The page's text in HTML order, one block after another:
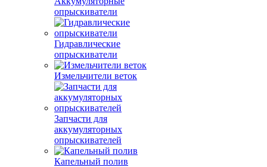
опрыскиватели
Гидравлические
опрыскиватели
Измельчители веток
Запчасти для
аккумуляторных
опрыскивателей
Капельный полив